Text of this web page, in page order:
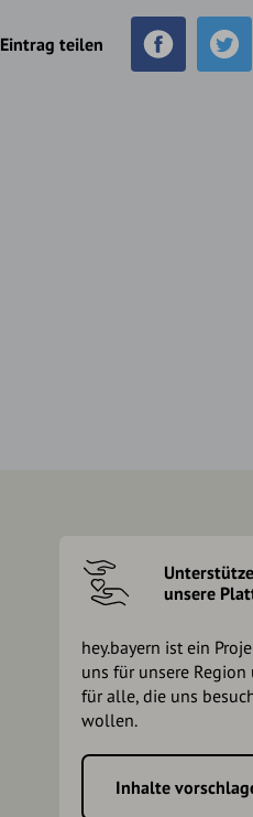
Eintrag teilen
Unterstütze
unsere
hey.bayern ist ein
uns für unsere Region
für alle, die uns
wollen.
Inhalte